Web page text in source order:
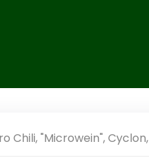
Chili,"Microwein",Cyclon,